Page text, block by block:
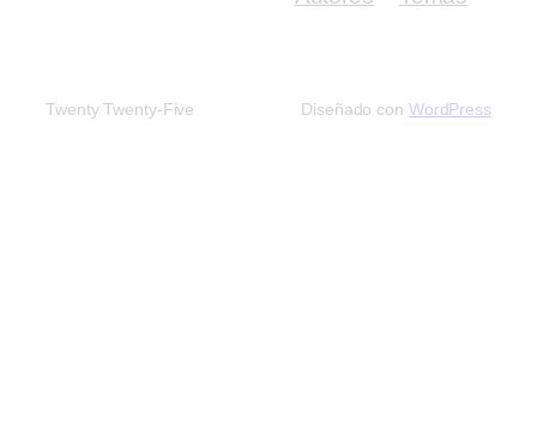
Twenty Twenty-Five Diseñado con WordPress